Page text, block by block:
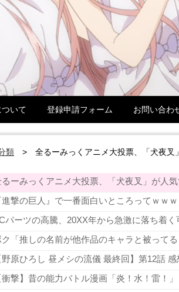
いて 登録申請フォーム お問い合わ
類 全るーみっくアニメ大投票、「犬夜叉
るーみっくアニメ大投票、「犬夜叉」が人
進撃の巨人』で一番面白いところってｗｗ
パーツの高騰、20XX年から急激に落ち着く
ク「推しの名前が他作品のキャラと被って
野原ひろし 昼メシの流儀 最終回】第12話
衝撃】昔の能力バトル漫画「炎！水！雷！